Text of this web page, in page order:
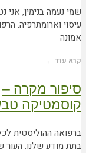
שמי נעמה בנימין, אני
עיסוי וארומתרפיה.
אמונה
קרא עוד ←
סיפור מקרה –
קוסמטיקה
ברפואה ההוליסטית
בתת מודע שלנו. העור